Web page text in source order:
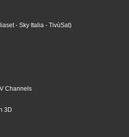
- Sky Italia - TivùSat)
Channels
3D